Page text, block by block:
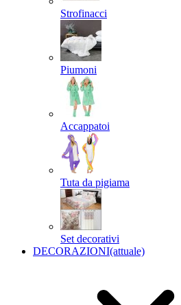
Strofinacci
Piumoni
Accappatoi
Tuta da pigiama
Set decorativi
DECORAZIONI(attuale)